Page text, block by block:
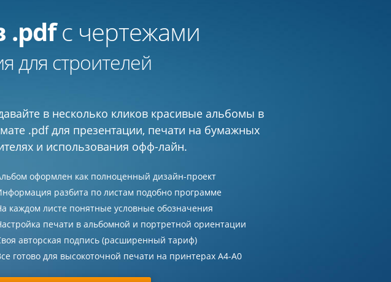
.pdfс чертежами
для строителей
в несколько кликов красивые альбомы в
.pdf для презентации, печати на бумажных
и использования офф-лайн.
оформлен как полноценный дизайн-проект
разбита по листам подобно программе
каждом листе понятные условные обозначения
печати в альбомной и портретной ориентации
авторская подпись (расширенный тариф)
готово для высокоточной печати на принтерах А4-А0